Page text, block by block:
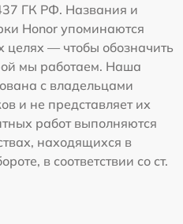
ГК РФ. Названия и
Honor упоминаются
— чтобы обозначить
мы работаем. Наша
с владельцами
и не представляет их
работ выполняются
находящихся в
в соответствии со ст.